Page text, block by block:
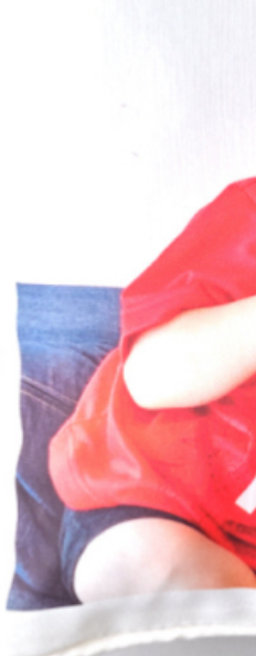
サイズ
素材
お届け予定
ほしい